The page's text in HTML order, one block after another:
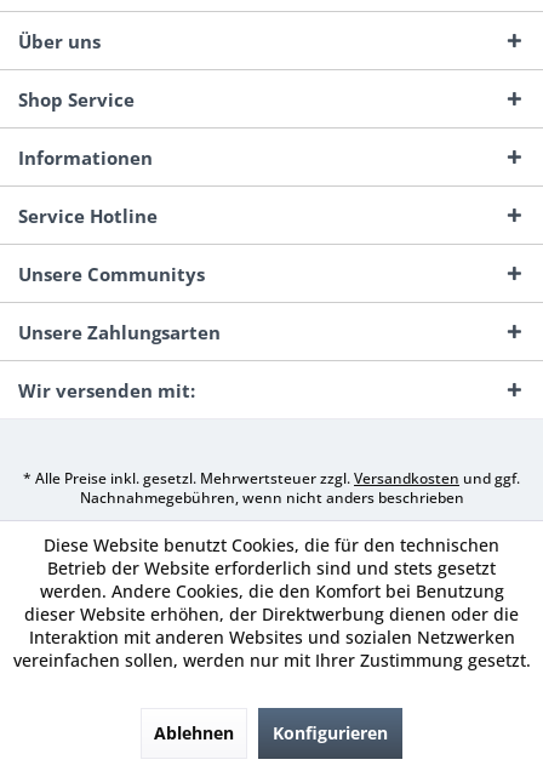
Über uns
Shop Service
Informationen
Service Hotline
Unsere Communitys
Unsere Zahlungsarten
Wir versenden mit:
* Alle Preise inkl. gesetzl. Mehrwertsteuer zzgl.Versandkosten und ggf.
Nachnahmegebühren, wenn nicht anders beschrieben
Diese Website benutzt Cookies, die für den technischen
Betrieb der Website erforderlich sind und stets gesetzt
werden. Andere Cookies, die den Komfort bei Benutzung
dieser Website erhöhen, der Direktwerbung dienen oder die
Interaktion mit anderen Websites und sozialen Netzwerken
vereinfachen sollen, werden nur mit Ihrer Zustimmung gesetzt.
Ablehnen Konfigurieren